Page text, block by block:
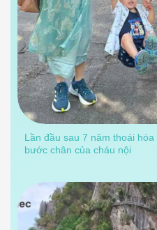
Lần đầu sau 7 năm thoái
bước chân của cháu nội